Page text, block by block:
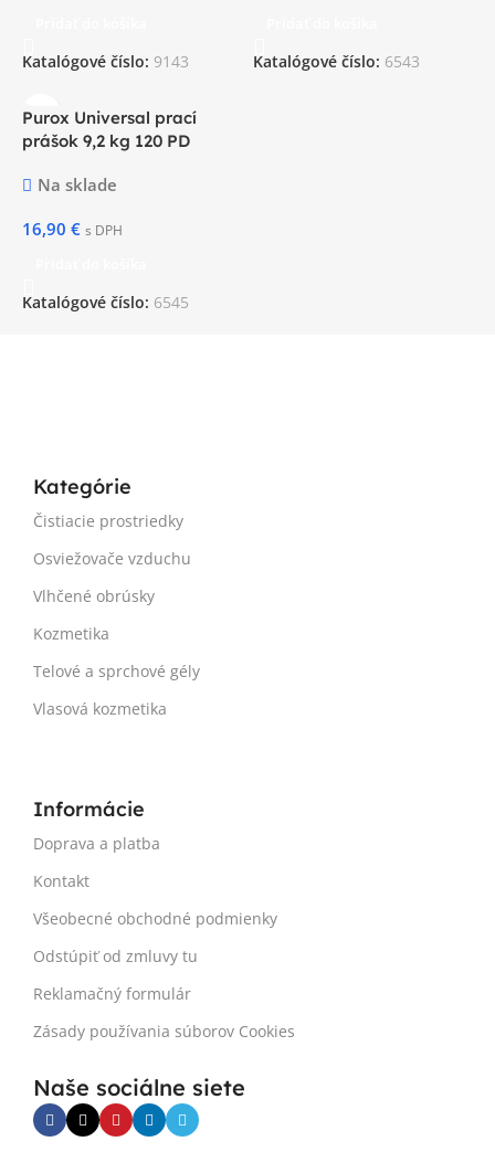
Katalógové číslo: 9143
Katalógové číslo: 6543
Purox Universal prací
prášok 9,2 kg 120 PD
Na sklade
16,90 € s DPH
Katalógové číslo: 6545
Kategórie
Čistiacie prostriedky
Osviežovače vzduchu
Vlhčené obrúsky
Kozmetika
Telové a sprchové gély
Vlasová kozmetika
Informácie
Doprava a platba
Kontakt
Všeobecné obchodné podmienky
Odstúpiť od zmluvy tu
Reklamačný formulár
Zásady používania súborov Cookies
Naše sociálne siete